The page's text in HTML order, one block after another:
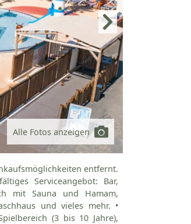
Alle Fotos anzeigen
entfernt.
Serviceangebot: Bar,
mit Sauna und Hamam,
und vieles mehr. •
(3 bis 10 Jahre),